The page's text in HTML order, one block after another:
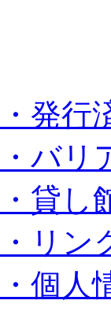
・発行
・バリ
・貸し
・リン
・個人